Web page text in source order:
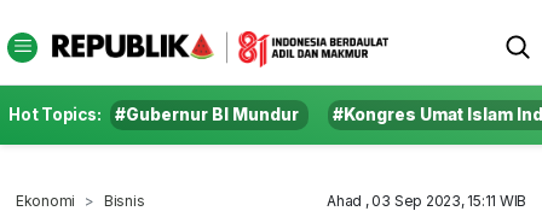
Hot Topics: #Gubernur BI Mundur #Kongres Umat Islam
Ekonomi Bisnis Ahad , 03 Sep 2023, 15:11 WIB